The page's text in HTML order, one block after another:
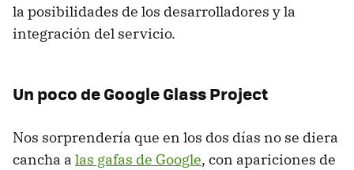
la posibilidades de los desarrolladores y la
integración del servicio.
Un poco de Google Glass Project
Nos sorprendería que en los dos días no se diera
cancha a las gafas de Google, con apariciones de